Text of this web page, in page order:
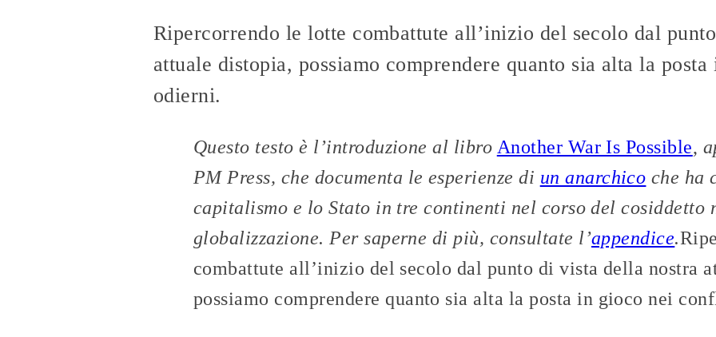
Ripercorrendo le lotte combattute all’inizio del secolo dal
attuale distopia, possiamo comprendere quanto sia alta la
odierni.
Questo testo è l’introduzione al libro Another War Is Possible,
PM Press, che documenta le esperienze di un anarchico che ha
capitalismo e lo Stato in tre continenti nel corso del cosiddetto
globalizzazione. Per saperne di più, consultate l’appendice.
combattute all’inizio del secolo dal punto di vista della nostra
possiamo comprendere quanto sia alta la posta in gioco nei